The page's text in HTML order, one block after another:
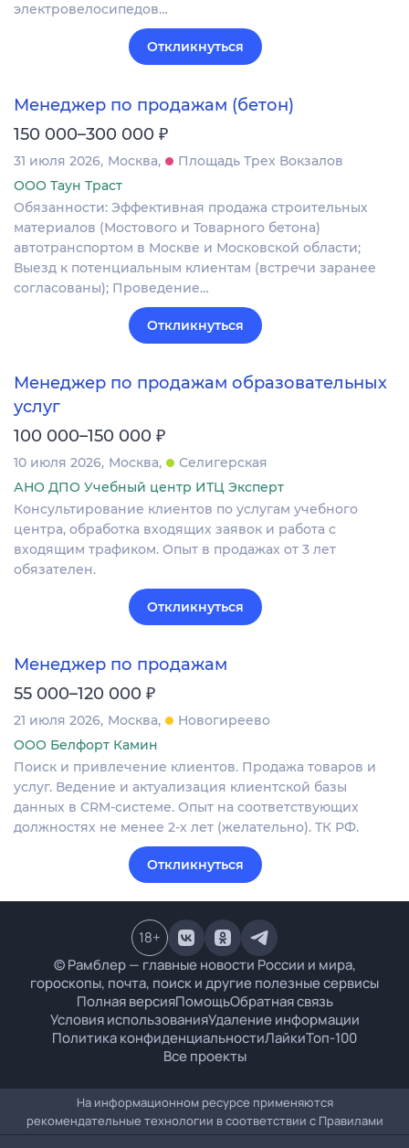
электровелосипедов…
Откликнуться
Менеджер по продажам (бетон)
150 000–300 000 ₽
31 июля 2026 Москва
Площадь Трех Вокзалов
ООО Таун Траст
Обязанности: Эффективная продажа строительных
материалов (Мостового и Товарного бетона)
автотранспортом в Москве и Московской области;
Выезд к потенциальным клиентам (встречи заранее
согласованы); Проведение…
Откликнуться
Менеджер по продажам образовательных
услуг
100 000–150 000 ₽
10 июля 2026 Москва
Селигерская
АНО ДПО Учебный центр ИТЦ Эксперт
Консультирование клиентов по услугам учебного
центра, обработка входящих заявок и работа с
входящим трафиком. Опыт в продажах от 3 лет
обязателен.
Откликнуться
Менеджер по продажам
55 000–120 000 ₽
21 июля 2026 Москва
Новогиреево
ООО Белфорт Камин
Поиск и привлечение клиентов. Продажа товаров и
услуг. Ведение и актуализация клиентской базы
данных в CRM‐системе. Опыт на соответствующих
должностях не менее 2-х лет (желательно). ТК РФ.
Откликнуться
© Рамблер — главные новости России и мира,
гороскопы, почта, поиск и другие полезные сервисы
Полная версияПомощьОбратная связь
Условия использованияУдаление информации
Политика конфиденциальностиЛайкиТоп-100
Все проекты
18+
На информационном ресурсе применяются
рекомендательные технологии в соответствии с Правилами